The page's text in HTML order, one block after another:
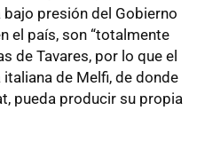
presión del Gobierno
el país, son “totalmente
de Tavares, por lo que el
de Melfi, de donde
pueda producir su propia